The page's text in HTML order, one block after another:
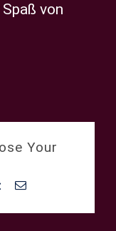
von
Your
Vk
E-